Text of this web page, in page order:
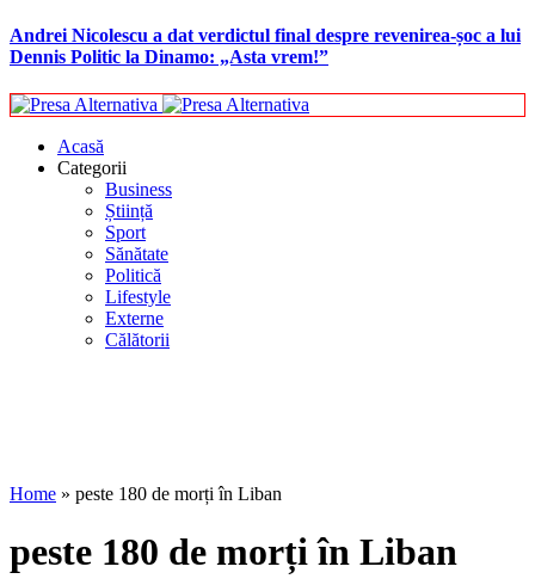
Andrei Nicolescu a dat verdictul final despre revenirea-șoc a lui
Dennis Politic la Dinamo: „Asta vrem!”
Acasă
Categorii
Business
Știință
Sport
Sănătate
Politică
Lifestyle
Externe
Călătorii
Home » peste 180 de morți în Liban
peste 180 de morți în Liban